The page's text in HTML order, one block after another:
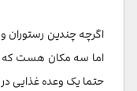
اگرچه چندین رستوران
اما سه مکان هست که
حتما یک وعده غذایی